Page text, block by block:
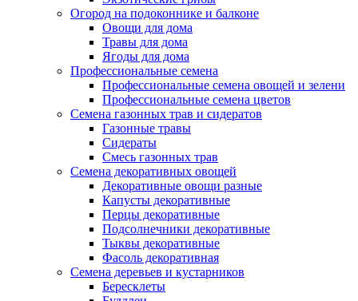
Огород на подоконнике и балконе
Овощи для дома
Травы для дома
Ягоды для дома
Профессиональные семена
Профессиональные семена овощей и зелени
Профессиональные семена цветов
Семена газонных трав и сидератов
Газонные травы
Сидераты
Смесь газонных трав
Семена декоративных овощей
Декоративные овощи разные
Капусты декоративные
Перцы декоративные
Подсолнечники декоративные
Тыквы декоративные
Фасоль декоративная
Семена деревьев и кустарников
Бересклеты